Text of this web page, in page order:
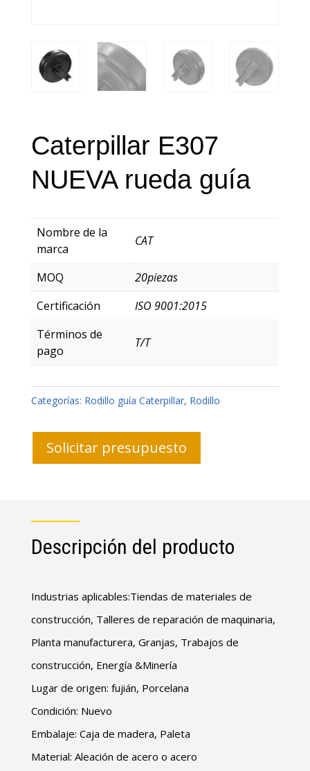
Caterpillar E307
NUEVA rueda guía
Nombre de la
marca
CAT
MOQ
20piezas
Certificación
ISO 9001:2015
Términos de
pago
T/T
Categorías: Rodillo guía Caterpillar, Rodillo
Solicitar presupuesto
Descripción del producto
Industrias aplicables:Tiendas de materiales de
construcción, Talleres de reparación de maquinaria,
Planta manufacturera, Granjas, Trabajos de
construcción, Energía &Minería
Lugar de origen: fujián, Porcelana
Condición: Nuevo
Embalaje: Caja de madera, Paleta
Material: Aleación de acero o acero